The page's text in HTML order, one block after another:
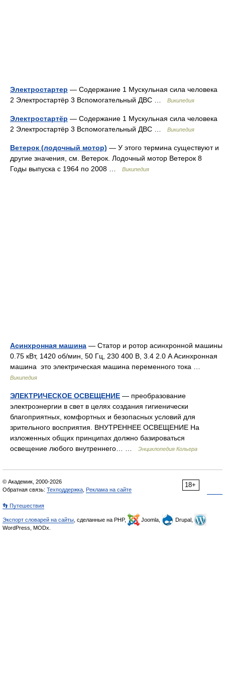
Электростартер — Содержание 1 Мускульная сила человека
2 Электростартёр 3 Вспомогательный ДВС …
Википедия
Электростартёр — Содержание 1 Мускульная сила человека
2 Электростартёр 3 Вспомогательный ДВС …
Википедия
Ветерок (лодочный мотор) — У этого термина существуют и
другие значения, см. Ветерок. Лодочный мотор Ветерок 8
Годы выпуска с 1964 по 2008 …
Википедия
Асинхронная машина — Статор и ротор асинхронной машины
0.75 кВт, 1420 об/мин, 50 Гц, 230 400 В, 3.4 2.0 A Асинхронная
машина это электрическая машина переменного тока …
Википедия
ЭЛЕКТРИЧЕСКОЕ ОСВЕЩЕНИЕ — преобразование
электроэнергии в свет в целях создания гигиенически
благоприятных, комфортных и безопасных условий для
зрительного восприятия. ВНУТРЕННЕЕ ОСВЕЩЕНИЕ На
изложенных общих принципах должно базироваться
освещение любого внутреннего… …
Энциклопедия Кольера
18+
© Академик, 2000-2026
Обратная связь: Техподдержка Реклама на сайте
👣 Путешествия
Экспорт словарей на сайты , сделанные на PHP, Joomla,
Drupal,
WordPress, MODx.